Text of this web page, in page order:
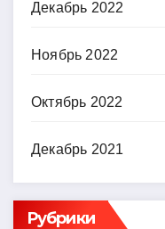
Декабрь 2022
Ноябрь 2022
Октябрь 2022
Декабрь 2021
Рубрики